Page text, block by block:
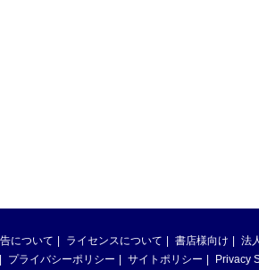
について ライセンスについて 書店様向け 法
プライバシーポリシー サイトポリシー Privacy